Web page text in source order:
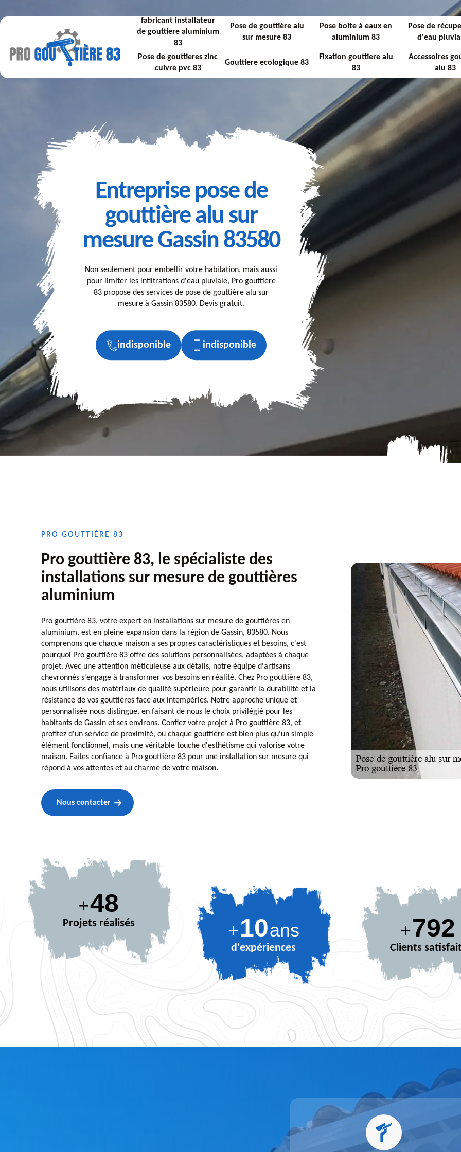
fabricant installateur
de gouttiere aluminium
83
Pose de gouttière alu
sur mesure 83
Pose boite à eaux en
aluminium 83
Pose de
d'eau
Pose de gouttieres zinc
cuivre pvc 83
Gouttiere ecologique 83
Fixation gouttiere alu
83
Accessoires
alu 83
Entreprise pose de
gouttière alu sur
mesure Gassin 83580
Non seulement pour embellir votre habitation, mais aussi
pour limiter les infiltrations d'eau pluviale, Pro gouttière
83 propose des services de pose de gouttière alu sur
mesure à Gassin 83580. Devis gratuit.
indisponible indisponible
PRO GOUTTIÈRE 83
Pro gouttière 83, le spécialiste des
installations sur mesure de gouttières
aluminium
Pro gouttière 83, votre expert en installations sur mesure de gouttières en
aluminium, est en pleine expansion dans la région de Gassin, 83580. Nous
comprenons que chaque maison a ses propres caractéristiques et besoins, c'est
pourquoi Pro gouttière 83 offre des solutions personnalisées, adaptées à chaque
projet. Avec une attention méticuleuse aux détails, notre équipe d'artisans
chevronnés s'engage à transformer vos besoins en réalité. Chez Pro gouttière 83,
nous utilisons des matériaux de qualité supérieure pour garantir la durabilité et la
résistance de vos gouttières face aux intempéries. Notre approche unique et
personnalisée nous distingue, en faisant de nous le choix privilégié pour les
habitants de Gassin et ses environs. Confiez votre projet à Pro gouttière 83, et
profitez d'un service de proximité, où chaque gouttière est bien plus qu'un simple
élément fonctionnel, mais une véritable touche d'esthétisme qui valorise votre
maison. Faites confiance à Pro gouttière 83 pour une installation sur mesure qui
répond à vos attentes et au charme de votre maison.
Nous contacter
+66
Projets réalisés +10ans
d'expériences
+882
Clients